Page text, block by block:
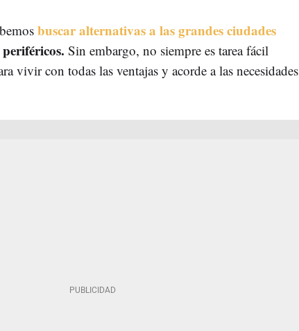
buscar alternativas a las grandes ciudades
Sin embargo, no siempre es tarea fácil
vivir con todas las ventajas y acorde a las necesidades